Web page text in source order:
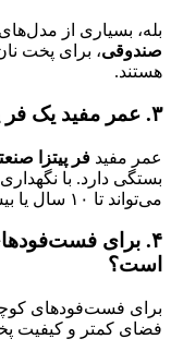
بله، بسیاری از مدل‌های
صندوقی، برای پخت
هستند.
۳. عمر مفید یک فر
عمر مفید فر پیتزا
بستگی دارد. با
می‌تواند تا ۱۰ سال یا بیشتر عمر کند.
۴. برای
است؟
برای فست‌فودهای
فضای کمتر و کیفیت